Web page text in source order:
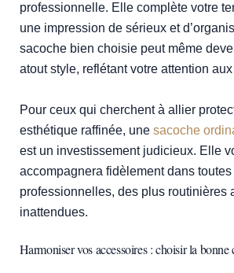
professionnelle. Elle complète votre
une impression de sérieux et
sacoche bien choisie peut même
atout style, reflétant votre attention
Pour ceux qui cherchent à allier
esthétique raffinée, une sacoche
est un investissement judicieux. Elle
accompagnera fidèlement dans
professionnelles, des plus routinières
inattendues.
Harmoniser vos accessoires : choisir la